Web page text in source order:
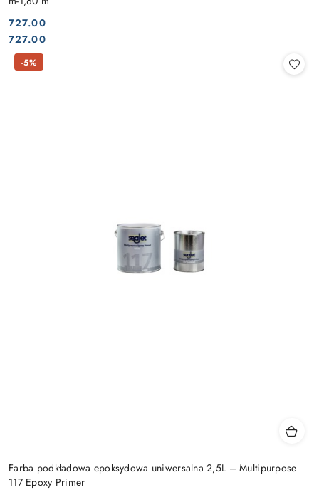
Cena:
727.00
Cena:
727.00
Farba podkładowa epoksydowa uniwersalna 2,5L – Multipurpose
117 Epoxy Primer
-5%